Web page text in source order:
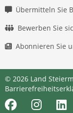
Übermitteln Sie
Bewerben Sie
Abonnieren Sie
© 2026 Land
FacebookInstagram